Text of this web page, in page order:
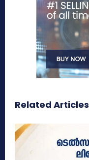
Related Articles